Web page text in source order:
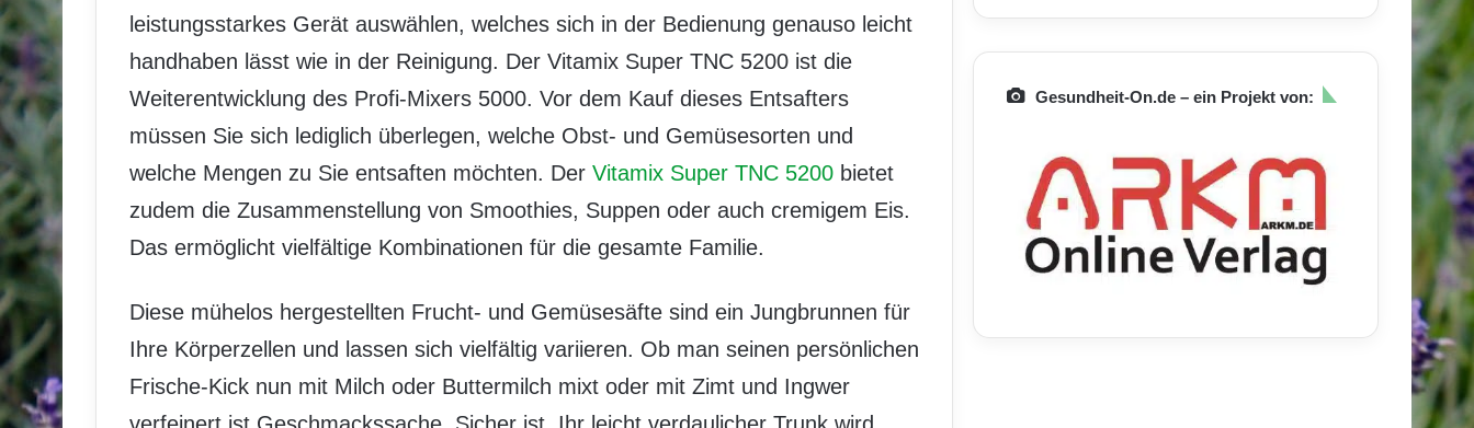
leistungsstarkes Gerät auswählen, welches sich in der Bedienung genauso leicht
handhaben lässt wie in der Reinigung. Der Vitamix Super TNC 5200 ist die
Weiterentwicklung des Profi-Mixers 5000. Vor dem Kauf dieses Entsafters
müssen Sie sich lediglich überlegen, welche Obst- und Gemüsesorten und
welche Mengen zu Sie entsaften möchten. Der Vitamix Super TNC 5200 bietet
zudem die Zusammenstellung von Smoothies, Suppen oder auch cremigem Eis.
Das ermöglicht vielfältige Kombinationen für die gesamte Familie.
Diese mühelos hergestellten Frucht- und Gemüsesäfte sind ein Jungbrunnen für
Ihre Körperzellen und lassen sich vielfältig variieren. Ob man seinen persönlichen
Frische-Kick nun mit Milch oder Buttermilch mixt oder mit Zimt und Ingwer
Gesundheit-On.de – ein Projekt von: